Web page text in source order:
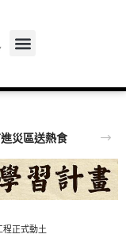
災區送熱食
正式動土